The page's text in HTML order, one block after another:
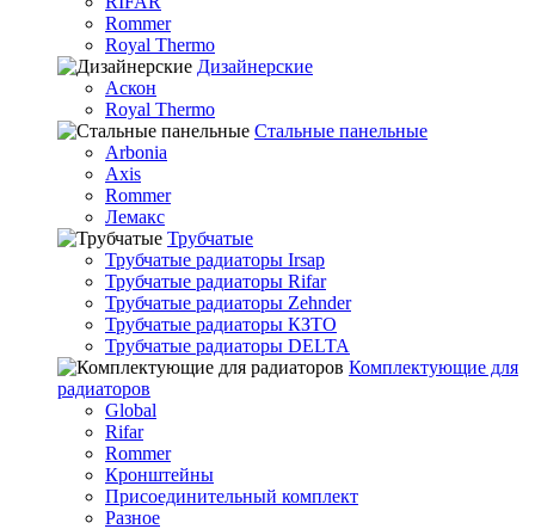
Rommer
Royal Thermo
Дизайнерские
Аскон
Royal Thermo
Стальные панельные
Arbonia
Axis
Rommer
Лемакс
Трубчатые
Трубчатые радиаторы Irsap
Трубчатые радиаторы Rifar
Трубчатые радиаторы Zehnder
Трубчатые радиаторы КЗТО
Трубчатые радиаторы DELTA
Комплектующие для
радиаторов
Global
Rifar
Rommer
Кронштейны
Присоединительный комплект
Разное